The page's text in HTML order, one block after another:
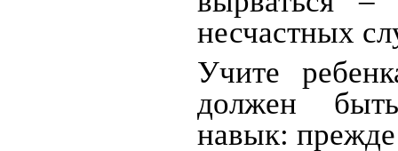
несчастных
Учите
должен
навык: